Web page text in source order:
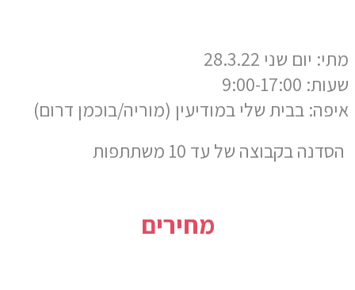
מתי: יום שני 28.3.22
שעות: 9:00-17:00
איפה: בבית שלי במודיעין (מוריה/בוכמן דרום)
הסדנה בקבוצה של עד 10 משתתפות
מחירים